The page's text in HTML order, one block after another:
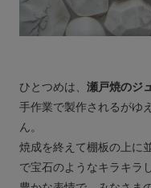
ひとつめは、 瀬戸焼のジ
手作業で製作されるがゆ
ん。
焼成を終えて棚板の上に
で宝石のようなキラキラ